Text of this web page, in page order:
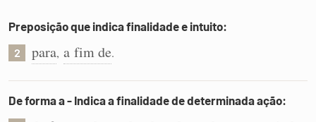
Preposição que indica finalidade e intuito:
2 para, a fim de.
De forma a - Indica a finalidade de determinada ação: